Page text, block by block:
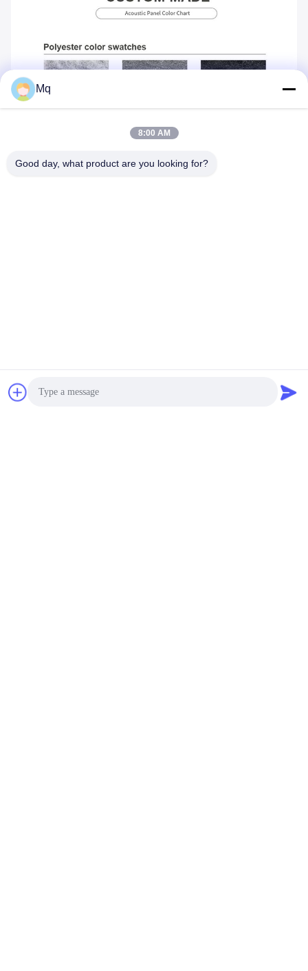
Mq
8:00 AM
Good day, what product are you looking for?